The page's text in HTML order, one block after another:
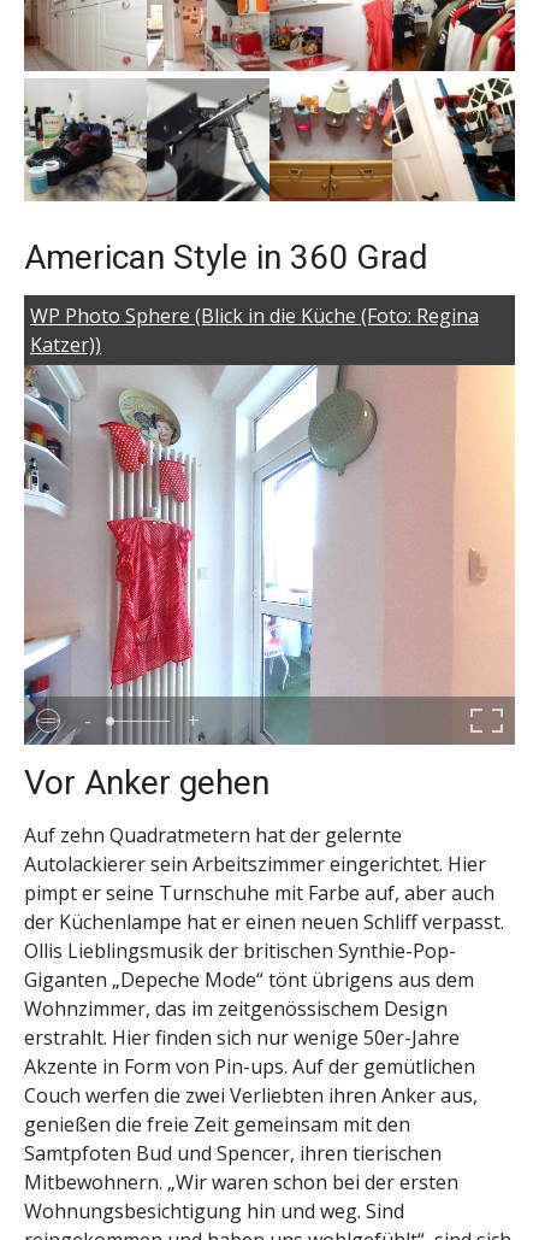
American Style in 360 Grad
WP Photo Sphere (Blick in die Küche (Foto: Regina
Katzer))
- +
Vor Anker gehen
Auf zehn Quadratmetern hat der gelernte
Autolackierer sein Arbeitszimmer eingerichtet. Hier
pimpt er seine Turnschuhe mit Farbe auf, aber auch
der Küchenlampe hat er einen neuen Schliff verpasst.
Ollis Lieblingsmusik der britischen Synthie-Pop-
Giganten „Depeche Mode“ tönt übrigens aus dem
Wohnzimmer, das im zeitgenössischem Design
erstrahlt. Hier finden sich nur wenige 50er-Jahre
Akzente in Form von Pin-ups. Auf der gemütlichen
Couch werfen die zwei Verliebten ihren Anker aus,
genießen die freie Zeit gemeinsam mit den
Samtpfoten Bud und Spencer, ihren tierischen
Mitbewohnern. „Wir waren schon bei der ersten
Wohnungsbesichtigung hin und weg. Sind